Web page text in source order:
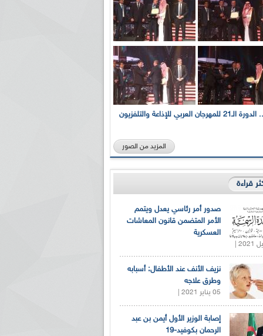
بالصور... الدورة الـ21 للمهرجان العربي للإذاعة والتلفزيون
المزيد من الصور
قراءة
صدور أمر رئاسي يعدل ويتمم
الأمر المتضمن قانون المعاشات
العسكرية
نزيف الأنف عند الأطفال: أسبابه
وطرق علاجه
05 يناير 2021 |
إصابة الوزير الأول أيمن بن عبد
الرحمان بكوفيد-19